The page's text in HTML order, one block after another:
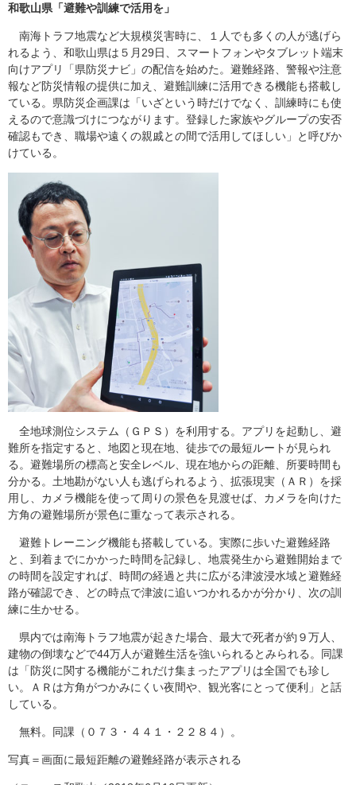
和歌山県「避難や訓練で活用を」
南海トラフ地震など大規模災害時に、１人でも多くの人が逃げら
れるよう、和歌山県は５月29日、スマートフォンやタブレット端末
向けアプリ「県防災ナビ」の配信を始めた。避難経路、警報や注意
報など防災情報の提供に加え、避難訓練に活用できる機能も搭載し
ている。県防災企画課は「いざという時だけでなく、訓練時にも使
えるので意識づけにつながります。登録した家族やグループの安否
確認もでき、職場や遠くの親戚との間で活用してほしい」と呼びか
けている。
全地球測位システム（ＧＰＳ）を利用する。アプリを起動し、避
難所を指定すると、地図と現在地、徒歩での最短ルートが見られ
る。避難場所の標高と安全レベル、現在地からの距離、所要時間も
分かる。土地勘がない人も逃げられるよう、拡張現実（ＡＲ）を採
用し、カメラ機能を使って周りの景色を見渡せば、カメラを向けた
方角の避難場所が景色に重なって表示される。
避難トレーニング機能も搭載している。実際に歩いた避難経路
と、到着までにかかった時間を記録し、地震発生から避難開始まで
の時間を設定すれば、時間の経過と共に広がる津波浸水域と避難経
路が確認でき、どの時点で津波に追いつかれるかが分かり、次の訓
練に生かせる。
県内では南海トラフ地震が起きた場合、最大で死者が約９万人、
建物の倒壊などで44万人が避難生活を強いられるとみられる。同課
は「防災に関する機能がこれだけ集まったアプリは全国でも珍し
い。ＡＲは方角がつかみにくい夜間や、観光客にとって便利」と話
している。
無料。同課（０７３・４４１・２２８４）。
写真＝画面に最短距離の避難経路が表示される